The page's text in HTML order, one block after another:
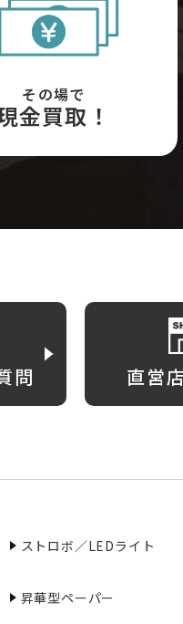
その場で
金買取！
問 直営
ストロボ／LEDライト
昇華型ペーパー